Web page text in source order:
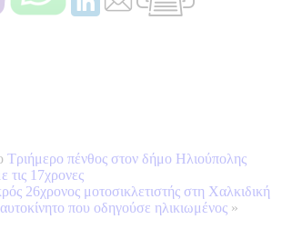
Τριήμερο πένθος στον δήμο Ηλιούπολης
τις 17χρονες
26χρονος μοτοσικλετιστής στη Χαλκιδική
που οδηγούσε ηλικιωμένος »